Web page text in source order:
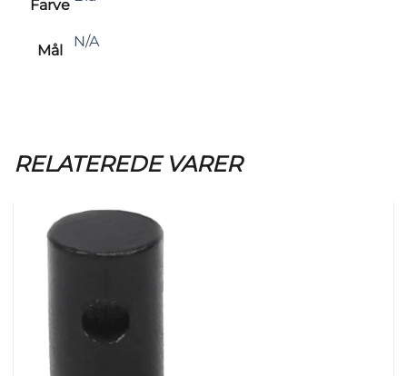
Farve
Mål
N/A
RELATEREDE VARER